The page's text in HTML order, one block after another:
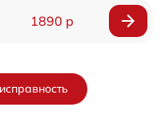
1890 р